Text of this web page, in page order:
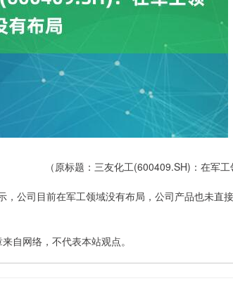
（原标题：三友化工(600409.SH)：在军工
公司目前在军工领域没有布局，公司产品也未直
自网络，不代表本站观点。